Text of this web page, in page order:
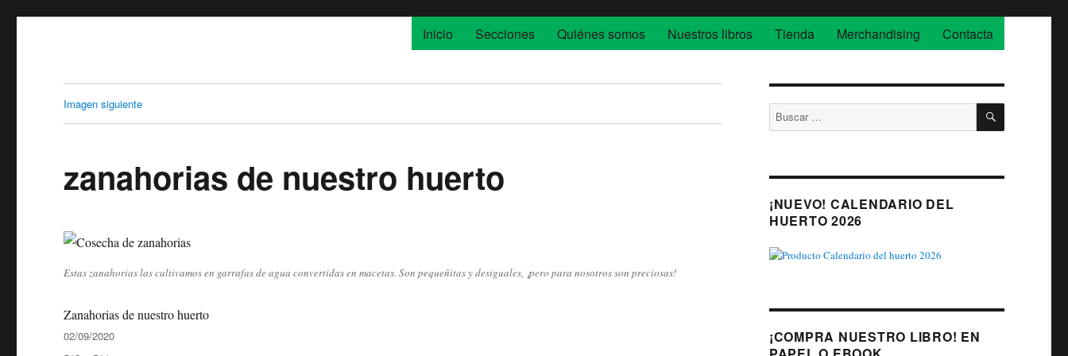
Inicio Secciones Quiénes somos Nuestros libros Tienda Merchandising Contacta
Imagen siguiente
zanahorias de nuestro huerto
Estas zanahorias las cultivamos en garrafas de agua convertidas en macetas. Son pequeñitas y desiguales, ¡pero para nosotros son preciosas!
Zanahorias de nuestro huerto
Publicado
el
02/09/2020
Buscar
por:
BUSCAR
¡NUEVO! CALENDARIO DEL
HUERTO 2026
¡COMPRA NUESTRO LIBRO! EN